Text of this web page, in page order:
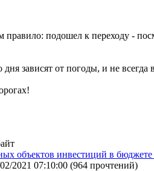
правило: подошел к переходу -
дня зависят от погоды, и не
объектов инвестиций в бюджете
2021 07:10:00 (964 прочтений)